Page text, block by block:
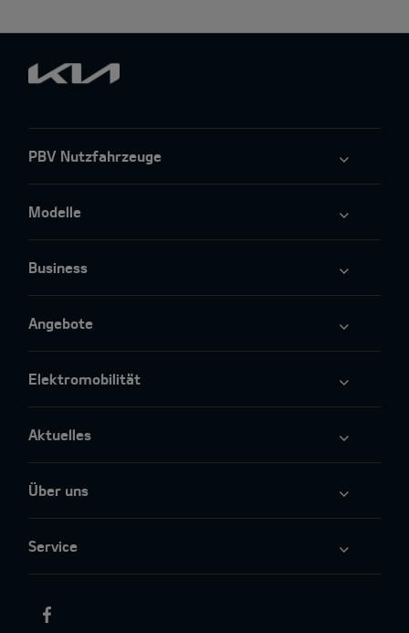
PBV Nutzfahrzeuge
Modelle
Business
Angebote
Elektromobilität
Aktuelles
Über uns
Service